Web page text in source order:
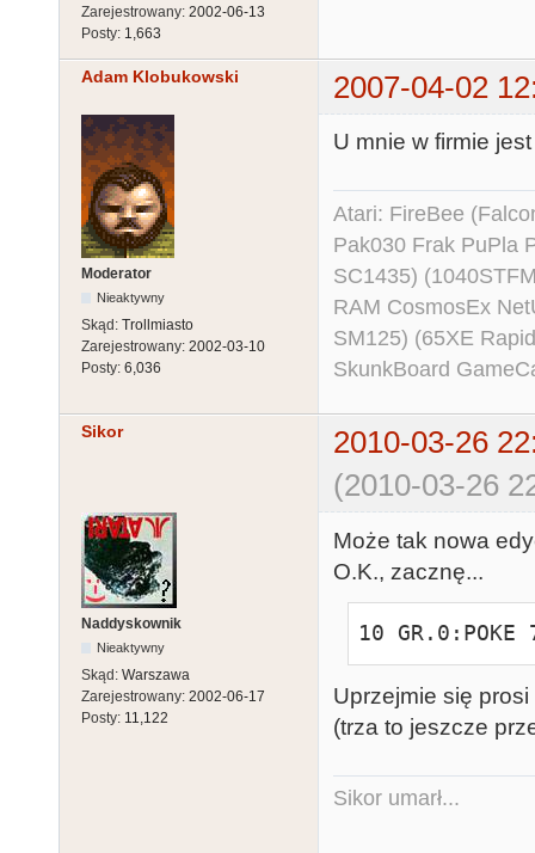
Zarejestrowany: 2002-06-13
Posty: 1,663
Adam Klobukowski 2007-04-02
Moderator
Nieaktywny
Skąd: Trollmiasto
Zarejestrowany: 2002-03-10
Posty: 6,036
U mnie w firmie
Atari: FireBee
Pak030 Frak PuPla
SC1435)
RAM CosmosEx
SM125) (65XE
SkunkBoard
Sikor
2010-03-26
(2010-03-26
Naddyskownik
Nieaktywny
Skąd: Warszawa
Zarejestrowany: 2002-06-17
Posty: 11,122
Może tak nowa
O.K., zacznę...
10
Uprzejmie się
(trza to jeszcze
Sikor umarł...